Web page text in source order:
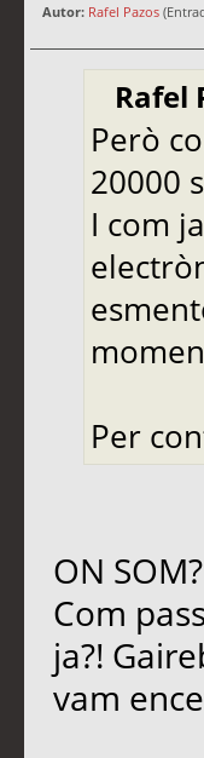
Autor: Rafel Pazos
Rafel
Però
20000
I com
Per
ON SOM?
Com
ja?!
vam